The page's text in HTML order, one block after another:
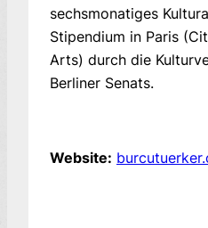
sechsmonatiges
Stipendium in Paris
Arts) durch die
Berliner Senats.
Website: